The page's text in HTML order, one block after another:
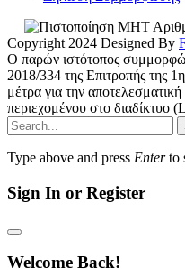
Copyright 2024 Designed By
Ο παρών ιστότοπος
2018/334 της Επιτροπής της
μέτρα για την
περιεχομένου στο διαδίκτυο
Type above and press Enterto
Sign In or Register
Welcome Back!